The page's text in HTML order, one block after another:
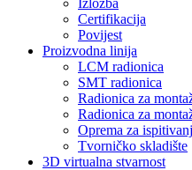
Izložba
Certifikacija
Povijest
Proizvodna linija
LCM radionica
SMT radionica
Radionica za
Radionica za
Oprema za
Tvorničko skladište
3D virtualna stvarnost